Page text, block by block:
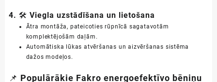
4. 🛠️ Viegla uzstādīšana un lietošana
Ātra montāža, pateicoties rūpnīcā sagatavotām
komplektējošām daļām.
Automātiska lūkas atvēršanas un aizvēršanas sistēma
dažos modeļos.
📌 Populārākie Fakro energoefektīvo bēniņu